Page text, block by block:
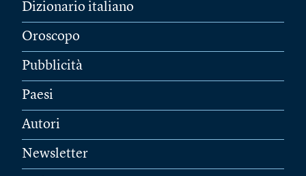
Dizionario italiano
Oroscopo
Pubblicità
Paesi
Autori
Newsletter